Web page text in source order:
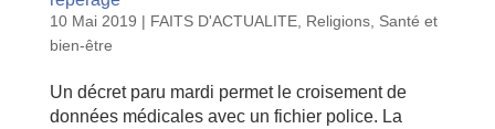
10 Mai 2019 | FAITS D'ACTUALITE, Religions, Santé et
bien-être
Un décret paru mardi permet le croisement de
données médicales avec un fichier police. La